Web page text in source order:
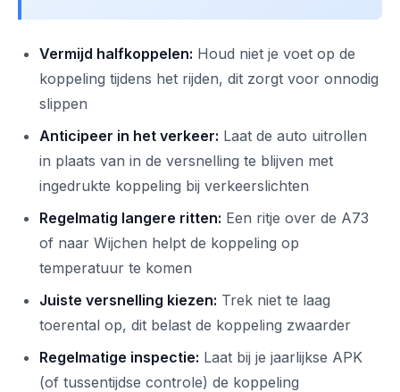
Vermijd halfkoppelen: Houd niet je voet op de
koppeling tijdens het rijden, dit zorgt voor onnodig
slippen
Anticipeer in het verkeer: Laat de auto uitrollen
in plaats van in de versnelling te blijven met
ingedrukte koppeling bij verkeerslichten
Regelmatig langere ritten: Een ritje over de A73
of naar Wijchen helpt de koppeling op
temperatuur te komen
Juiste versnelling kiezen: Trek niet te laag
toerental op, dit belast de koppeling zwaarder
Regelmatige inspectie: Laat bij je jaarlijkse APK
(of tussentijdse controle) de koppeling